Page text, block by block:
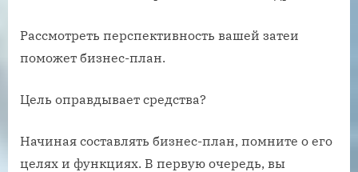
Рассмотреть перспективность вашей затеи
поможет бизнес-план.
Цель оправдывает средства?
Начиная составлять бизнес-план, помните о его
целях и функциях. В первую очередь, вы